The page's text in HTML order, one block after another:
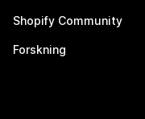
Shopify Community
Forskning